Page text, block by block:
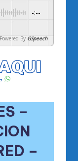
-:--
Powered By GSpeech
–
–